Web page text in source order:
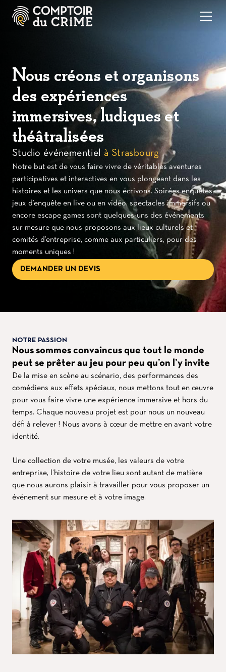
Nous créons et organisons
des expériences
immersives, ludiques et
théâtralisées
Studio événementiel à Strasbourg
Notre but est de vous faire vivre de véritables aventures
participatives et interactives en vous plongeant dans les
histoires et les univers que nous écrivons. Soirées enquêtes,
jeux d’enquête en live ou en vidéo, spectacles immersifs ou
encore escape games sont quelques-uns des événements
sur mesure que nous proposons aux lieux culturels et
comités d’entreprise, comme aux particuliers, pour des
moments uniques !
DEMANDER UN DEVIS
Nous sommes convaincus que tout le monde
peut se prêter au jeu pour peu qu’on l’y invite
NOTRE PASSION
De la mise en scène au scénario, des performances des
comédiens aux effets spéciaux, nous mettons tout en œuvre
pour vous faire vivre une expérience immersive et hors du
temps. Chaque nouveau projet est pour nous un nouveau
défi à relever ! Nous avons à cœur de mettre en avant votre
identité.
Une collection de votre musée, les valeurs de votre
entreprise, l’histoire de votre lieu sont autant de matière
que nous aurons plaisir à travailler pour vous proposer un
événement sur mesure et à votre image.